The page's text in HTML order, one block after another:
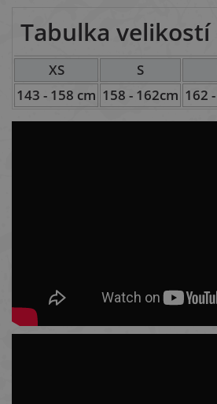
Tabulka velikostí
XS S
143 - 158 cm 158 - 162cm 162